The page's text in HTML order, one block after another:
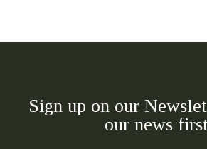
Sign up on our
our news